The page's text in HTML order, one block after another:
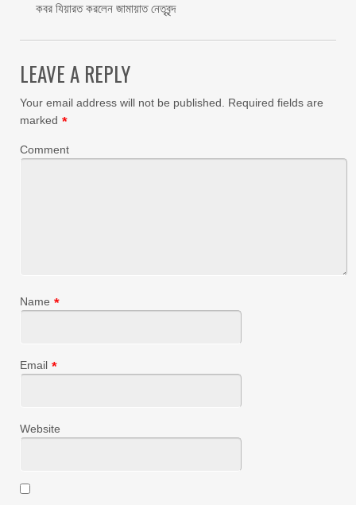
কবর যিয়ারত করলেন জামায়াত নেতৃবৃন্দ ‎
LEAVE A REPLY
Your email address will not be published.
Required fields are
marked *
Comment
Name *
Email *
Website